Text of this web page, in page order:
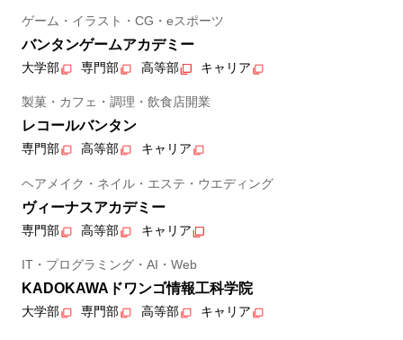
ゲーム・イラスト・CG・eスポーツ
バンタンゲームアカデミー
大学部 専門部 高等部 キャリア
製菓・カフェ・調理・飲食店開業
レコールバンタン
専門部 高等部 キャリア
ヘアメイク・ネイル・エステ・ウエディング
ヴィーナスアカデミー
専門部 高等部 キャリア
IT・プログラミング・AI・Web
KADOKAWAドワンゴ情報工科学院
大学部 専門部 高等部 キャリア